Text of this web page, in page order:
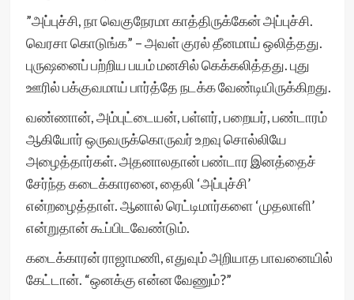
”அப்புச்சி, நா வெகுநேரமா காத்திருக்கேன் அப்புச்சி.
வெரசா கொடுங்க” – அவள் குரல் தீனமாய் ஒலித்தது.
புருஷனைப் பற்றிய பயம் மனசில் கெக்கலித்தது. புது
ஊரில் பக்குவமாய் பார்த்தே நடக்க வேண்டியிருக்கிறது.
வண்ணான், அம்புட்டையன், பள்ளர், பறையர், பண்டாரம்
ஆகியோர் ஒருவருக்கொருவர் உறவு சொல்லியே
அழைத்தார்கள். அதனாலதான் பண்டார இனத்தைச்
சேர்ந்த கடைக்காரனை, தைலி ‘அப்புச்சி’
என்றழைத்தாள். ஆனால் ரெட்டிமார்களை ‘முதலாளி’
என்றுதான் கூப்பிடவேண்டும்.
கடைக்காரன் ராஜாமணி, எதுவும் அறியாத பாவனையில்
கேட்டான். “ஒனக்கு என்ன வேணும்?”